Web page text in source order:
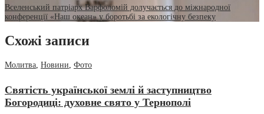
Вселенський патріарх Варфоломій долучається до міжнародної
конференції «Наш океан» у боротьбі за екологічну безпеку
Схожі записи
Молитва, Новини, Фото
Святість української землі й заступництво
Богородиці: духовне свято у Тернополі